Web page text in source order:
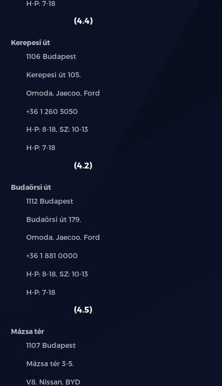
használt
Alkatrész,
H-P: 7-18
4.4
Kerepesi út
Település:
1106 Budapest
Cím:
Kerepesi út 105.
Márkák:
Omoda, Jaecoo, Ford
Telefon:
+36 1 260 5050
Új-
használt
H-P: 8-18, SZ: 10-13
Alkatrész,
H-P: 7-18
4.2
Budaörsi út
Település:
1112 Budapest
Cím:
Budaörsi út 179.
Márkák:
Omoda, Jaecoo, Ford
Telefon:
+36 1 881 0000
Új-
használt
H-P: 8-18, SZ: 10-13
Alkatrész,
H-P: 7-18
4.5
Mázsa tér
Település:
1107 Budapest
Cím:
Mázsa tér 3-5.
Márkák:
V8, Nissan, BYD